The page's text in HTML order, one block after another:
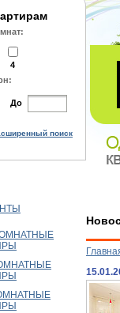
4
До
поиск